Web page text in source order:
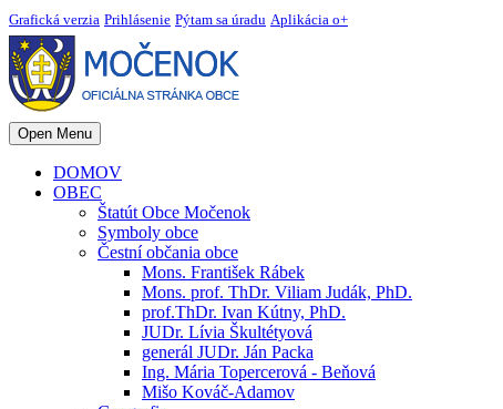
Grafická verzia Prihlásenie Pýtam sa úradu Aplikácia o+
Open Menu
DOMOV
OBEC
Štatút Obce Močenok
Symboly obce
Čestní občania obce
Mons. František Rábek
Mons. prof. ThDr. Viliam Judák, PhD.
prof.ThDr. Ivan Kútny, PhD.
JUDr. Lívia Škultétyová
generál JUDr. Ján Packa
Ing. Mária Topercerová - Beňová
Mišo Kováč-Adamov